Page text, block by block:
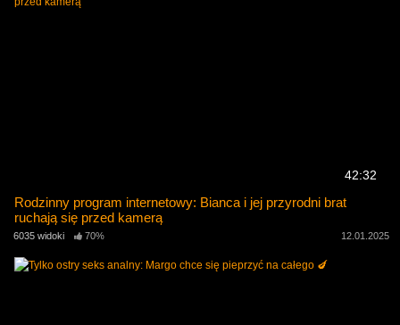
42:32
Rodzinny program internetowy: Bianca i jej przyrodni brat
ruchają się przed kamerą
6035 widoki 70% 12.01.2025